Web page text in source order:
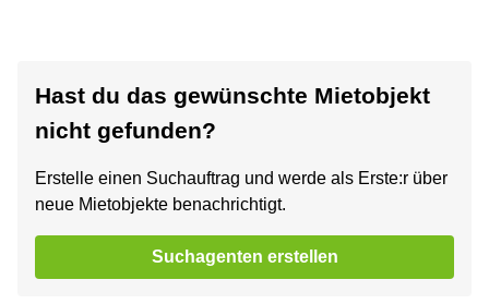
Hast du das gewünschte Mietobjekt
nicht gefunden?
Erstelle einen Suchauftrag und werde als Erste:r über
neue Mietobjekte benachrichtigt.
Suchagenten erstellen